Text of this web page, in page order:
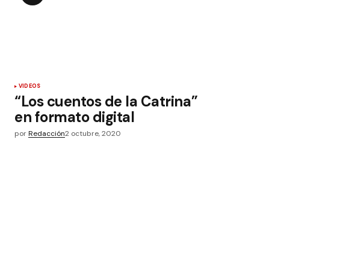
VIDEOS
“Los cuentos de la Catrina”
en formato digital
porRedacción2 octubre, 2020